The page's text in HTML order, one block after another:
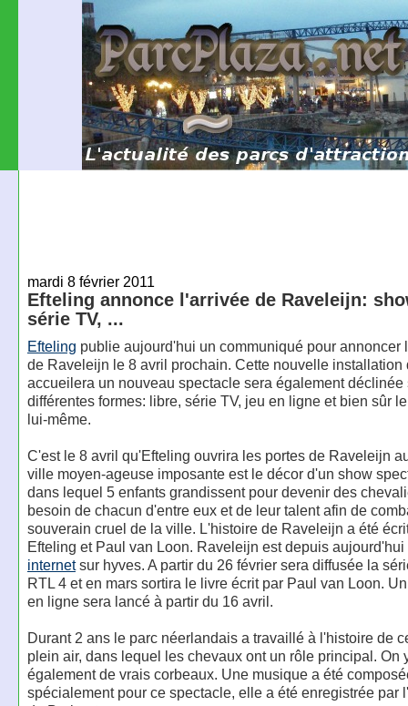
mardi 8 février 2011
Efteling annonce l'arrivée de Raveleijn:
série TV, ...
Efteling publie aujourd'hui un communiqué pour annoncer
de Raveleijn le 8 avril prochain. Cette nouvelle installation
accueilera un nouveau spectacle sera également déclinée
différentes formes: libre, série TV, jeu en ligne et bien sûr
lui-même.
C'est le 8 avril qu'Efteling ouvrira les portes de Raveleijn
ville moyen-ageuse imposante est le décor d'un show
dans lequel 5 enfants grandissent pour devenir des
besoin de chacun d'entre eux et de leur talent afin de
souverain cruel de la ville. L'histoire de Raveleijn a été
Efteling et Paul van Loon. Raveleijn est depuis
internetsur hyves. A partir du 26 février sera diffusée la
RTL 4 et en mars sortira le livre écrit par Paul van Loon.
en ligne sera lancé à partir du 16 avril.
Durant 2 ans le parc néerlandais a travaillé à l'histoire de
plein air, dans lequel les chevaux ont un rôle principal. On
également de vrais corbeaux. Une musique a été
spécialement pour ce spectacle, elle a été enregistrée par